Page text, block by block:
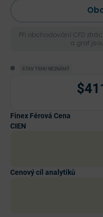
Při obchodování CFD
a graf
STAV TRHU NEZNÁMÝ
Finex Férová Cena
CIEN
Cenový cíl analytiků